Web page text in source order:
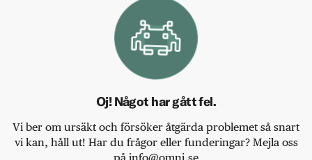
Oj! Något har gått fel.
Vi ber om ursäkt och försöker åtgärda problemet så snart
vi kan, håll ut! Har du frågor eller funderingar? Mejla oss